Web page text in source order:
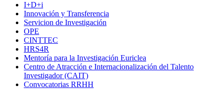
I+D+i
Innovación y Transferencia
Servicion de Investigación
OPE
CINTTEC
HRS4R
Mentoría para la Investigación Euriclea
Centro de Atracción e Internacionalización del Talento
Investigador (CAIT)
Convocatorias RRHH